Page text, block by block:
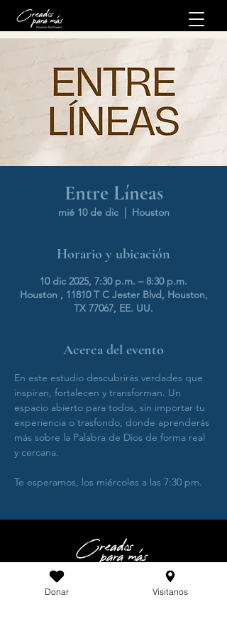
Entre Líneas
mié 10 de dic
  |
Houston
Horario y ubicación
10 dic 2025, 7:30 p.m. – 8:30 p.m.
Houston , 11810 T C Jester Blvd, Houston,
TX 77067, EE. UU.
Acerca del evento
En este estudio descubrirás verdades que
inspiran, fortalecen y transforman. Un
espacio abierto para todos, sin importar tu
experiencia o trasfondo, donde aprenderás
más sobre la Palabra de Dios de forma real
y cercana.
Te esperamos, los miércoles a las 7:30 pm.
Houston Northwest - Creados para
Donar Visitanos